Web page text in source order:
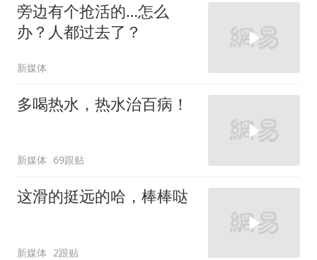
旁边有个抢活的…怎么
办？人都过去了？
新媒体
多喝热水，热水治百病！
新媒体 69跟贴
这滑的挺远的哈，棒棒哒
新媒体 2跟贴